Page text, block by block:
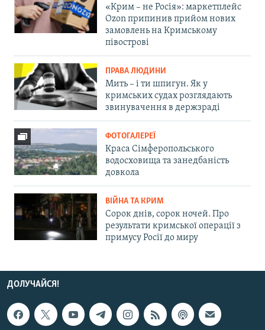
«Крим – не Росія»: маркетплейс
Ozon припинив прийом нових
замовлень на Кримському
півострові
ПРАВА ЛЮДИНИ
Мить – і ти шпигун. Як у
кримських судах розглядають
звинувачення в держзраді
ФОТОГАЛЕРЕЇ
Краса Сімферопольського
водосховища та занедбаність
довкола
ВІЙНА ТА КРИМ
Сорок днів, сорок ночей. Про
результати кримської операції з
примусу Росії до миру
ДОЛУЧАЙСЯ!